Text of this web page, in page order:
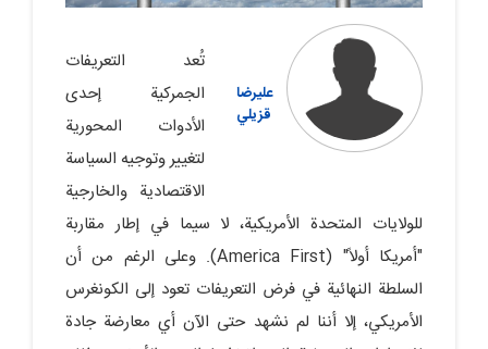
عليرضا
قزيلي
تُعد التعريفات
الجمركية إحدى
الأدوات المحورية
لتغيير وتوجيه السياسة
الاقتصادية والخارجية
للولايات المتحدة الأمريكية، لا سيما في إطار مقاربة
"أمريكا أولاً" (America First). وعلى الرغم من أن
السلطة النهائية في فرض التعريفات تعود إلى الكونغرس
الأمريكي، إلا أننا لم نشهد حتى الآن أي معارضة جادة